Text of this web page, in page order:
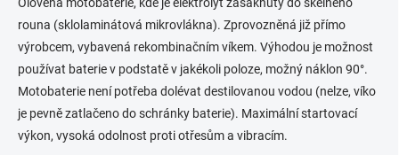
a
c
í
p
r
v
k
v
rouna (sklolaminátová mikrovlákna). Zprovozněná již přímo
výrobcem, vybavená rekombinačním víkem. Výhodou je možnost
používat baterie v podstatě v jakékoli poloze, možný náklon 90°.
Motobaterie není potřeba dolévat destilovanou vodou (nelze, víko
je pevně zatlačeno do schránky baterie). Maximální startovací
výkon, vysoká odolnost proti otřesům a vibracím.